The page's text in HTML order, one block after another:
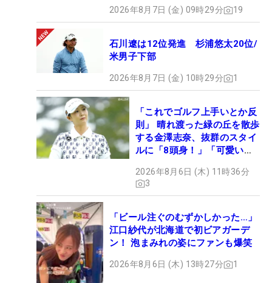
2026年8月7日 (金) 09時29分 19
石川遼は12位発進 杉浦悠太20位/
米男子下部
2026年8月7日 (金) 10時29分 1
「これでゴルフ上手いとか反
則」 晴れ渡った緑の丘を散歩
する金澤志奈、抜群のスタイ
ルに「8頭身！」「可愛いに
2026年8月6日 (木) 11時36分
3
「ビール注ぐのむずかしかった…」
江口紗代が北海道で初ビアガーデ
ン！ 泡まみれの姿にファンも爆笑
2026年8月6日 (木) 13時27分 1